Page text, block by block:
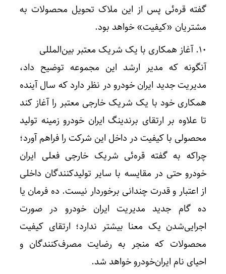
گفته قره‌ئی پس از این ملاک تحویل محصولات به
مشتریان «کیفیت» خواهد بود.
10. آغاز همکاری با یک شریک معتبر بین‌المللی
آنگونه که مدیر ارشد این مجموعه توضیح داد،
مدیریت جدید ایران خودرو در نظر دارد که سال آینده
همکاری خود با یک شریک خارجی معتبر را آغاز کند
تا علاوه بر ارتقای برندینگ ایران خودرو زمینه تولید
محصولی با کیفیت در داخل این شرکت را فراهم آورد؛
چراکه به گفته قره‌ئی شریک خارجی فعلی ایران
خودرو حتی در مقایسه با سایر تولیدکنندگان داخلی
از اعتبار و قدرت چندانی برخوردار نیست. ده فرمان یا
ده گام جدید مدیریت ایران خودرو در صورت
اجرایی‌شدن یک معنا بیشتر ندارد؛ ارتقای کیفیت
محصولات که منجر به رضایت مصرف‌کنندگان و
احیای نام ایران‌خودرو خواهد شد.